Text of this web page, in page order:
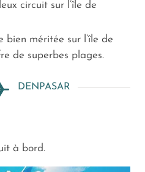
circuit sur l’île de
bien méritée sur l’île de
de superbes plages.
DENPASAR
à bord.